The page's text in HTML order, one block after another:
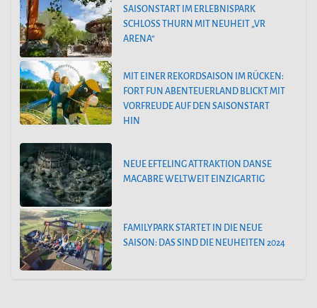
SAISONSTART IM ERLEBNISPARK
SCHLOSS THURN MIT NEUHEIT „VR
ARENA“
MIT EINER REKORDSAISON IM RÜCKEN:
FORT FUN ABENTEUERLAND BLICKT MIT
VORFREUDE AUF DEN SAISONSTART
HIN
NEUE EFTELING ATTRAKTION DANSE
MACABRE WELTWEIT EINZIGARTIG
FAMILYPARK STARTET IN DIE NEUE
SAISON: DAS SIND DIE NEUHEITEN 2024